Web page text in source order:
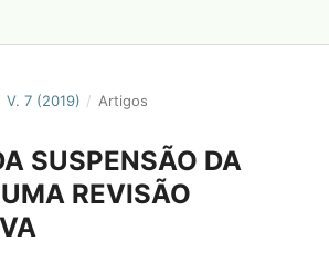
V. 7 (2019) / Artigos
SUSPENSÃO DA
REVISÃO